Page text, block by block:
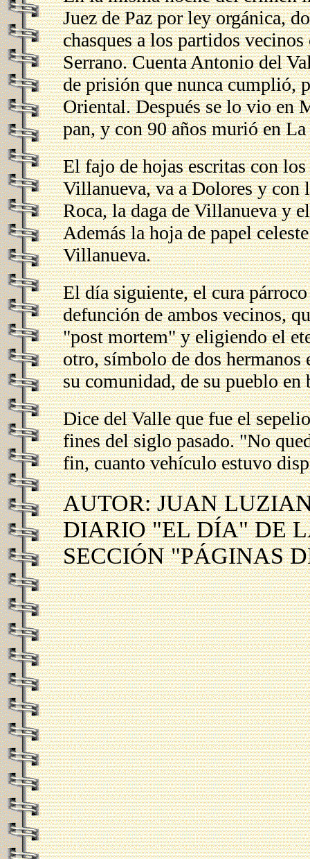
Juez de Paz por ley orgánica,
chasques a los partidos
Serrano. Cuenta Antonio del
de prisión que nunca cumplió,
Oriental. Después se lo vio en
pan, y con 90 años murió en
El fajo de hojas escritas con
Villanueva, va a Dolores y con
Roca, la daga de Villanueva y
Además la hoja de papel
Villanueva.
El día siguiente, el cura
defunción de ambos vecinos,
"post mortem" y eligiendo el
otro, símbolo de dos hermanos
su comunidad, de su pueblo en
Dice del Valle que fue el
fines del siglo pasado. "No
fin, cuanto vehículo estuvo
AUTOR: JUAN
DIARIO "EL DÍA" DE
SECCIÓN "PÁGINAS